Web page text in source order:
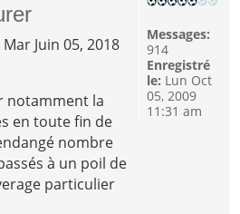
Mar Juin 05, 2018
notamment la
en toute fin de
nombre
à un poil de
particulier
Messages:
914
Enregistré
le: Lun Oct
05, 2009
11:31 am